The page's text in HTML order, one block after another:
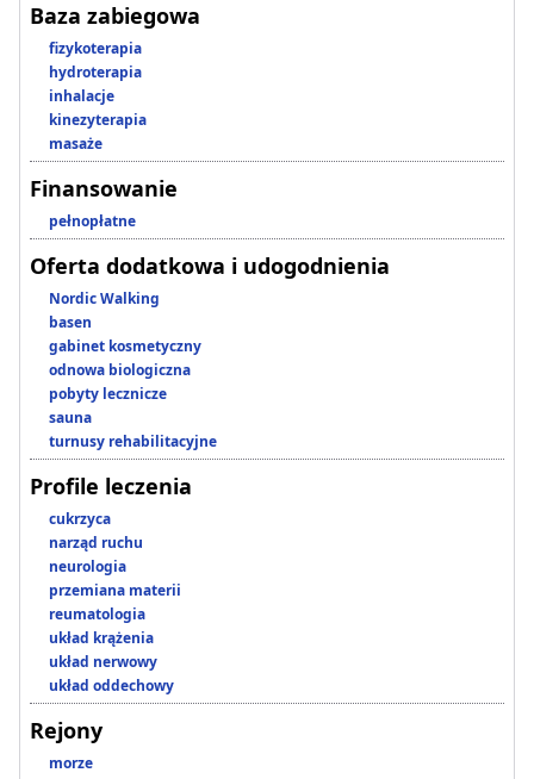
Baza zabiegowa
fizykoterapia
hydroterapia
inhalacje
kinezyterapia
masaże
Finansowanie
pełnopłatne
Oferta dodatkowa i udogodnienia
Nordic Walking
basen
gabinet kosmetyczny
odnowa biologiczna
pobyty lecznicze
sauna
turnusy rehabilitacyjne
Profile leczenia
cukrzyca
narząd ruchu
neurologia
przemiana materii
reumatologia
układ krążenia
układ nerwowy
układ oddechowy
Rejony
morze